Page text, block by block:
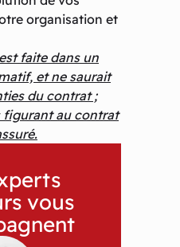
organisation et
faite dans un
et ne saurait
du contrat ;
figurant au contrat
vous